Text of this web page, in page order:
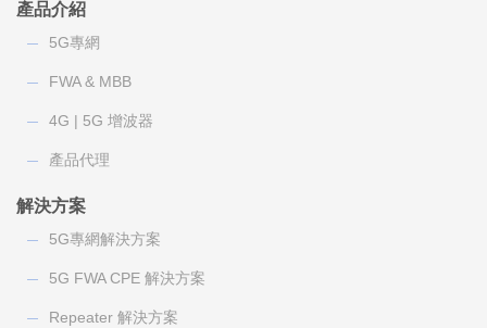
產品介紹
5G專網
FWA & MBB
4G | 5G 增波器
產品代理
解決方案
5G專網解決方案
5G FWA CPE 解決方案
Repeater 解決方案